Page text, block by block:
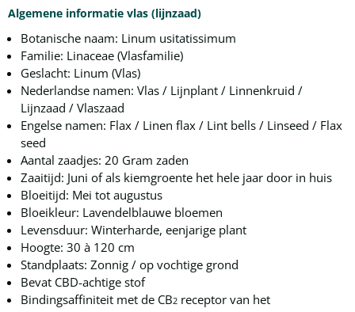
Algemene informatie vlas (lijnzaad)
Botanische naam: Linum usitatissimum
Familie: Linaceae (Vlasfamilie)
Geslacht: Linum (Vlas)
Nederlandse namen: Vlas / Lijnplant / Linnenkruid /
Lijnzaad / Vlaszaad
Engelse namen: Flax / Linen flax / Lint bells / Linseed / Flax
seed
Aantal zaadjes: 20 Gram zaden
Zaaitijd: Juni of als kiemgroente het hele jaar door in huis
Bloeitijd: Mei tot augustus
Bloeikleur: Lavendelblauwe bloemen
Levensduur: Winterharde, eenjarige plant
Hoogte: 30 à 120 cm
Standplaats: Zonnig / op vochtige grond
Bevat CBD-achtige stof
Bindingsaffiniteit met de CB2 receptor van het